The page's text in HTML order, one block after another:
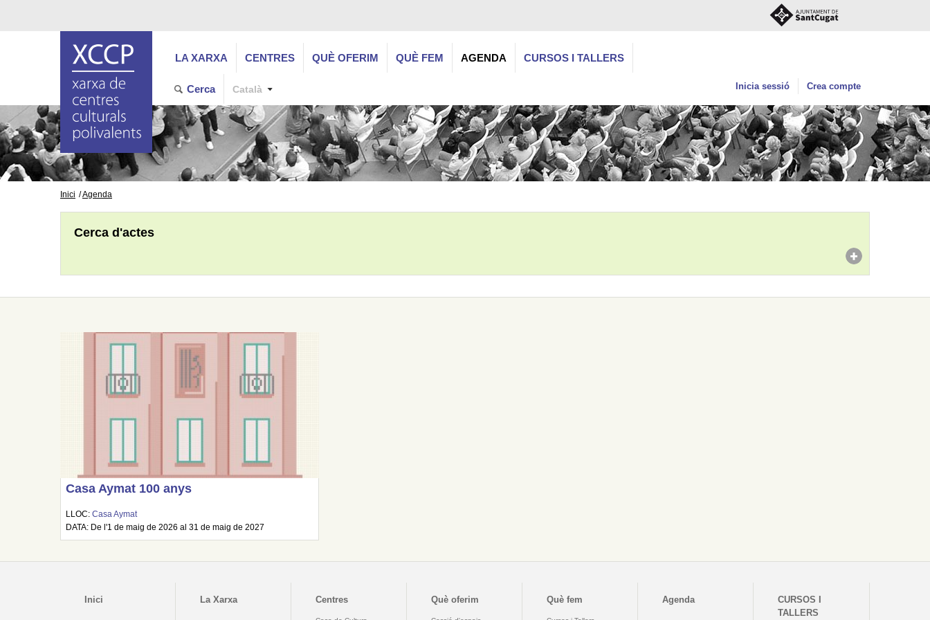
LA XARXA CENTRES QUÈ OFERIM QUÈ FEM AGENDA CURSOS I TALLERS
Cerca Català Inicia sessió Crea compte
Inici Agenda
Cerca d'actes
Casa Aymat 100 anys
LLOC:Casa Aymat
DATA: De l'1 de maig de 2026 al 31 de maig de 2027
Inici La Xarxa Centres Què oferim Què fem Agenda
CURSOS I
TALLERS